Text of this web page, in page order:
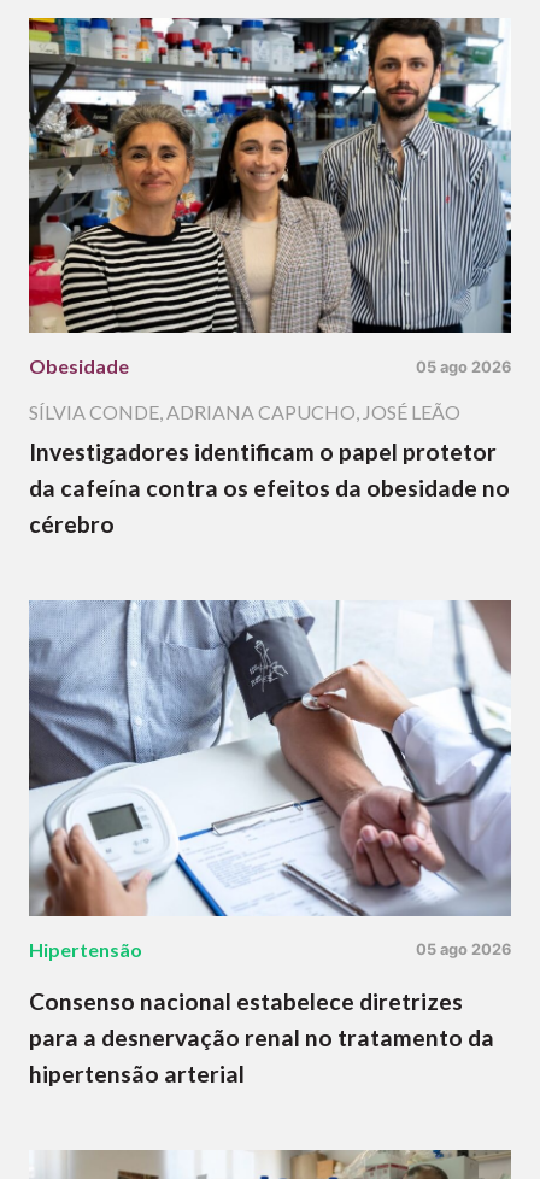
Obesidade 05 ago 2026
SÍLVIA CONDE,ADRIANA CAPUCHO, JOSÉ LEÃO
Investigadores identificam o papel protetor
da cafeína contra os efeitos da obesidade no
cérebro
Hipertensão 05 ago 2026
Consenso nacional estabelece diretrizes
para a desnervação renal no tratamento da
hipertensão arterial